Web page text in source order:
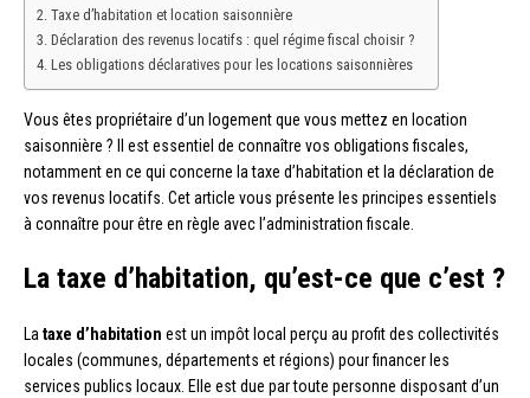
Taxe d’habitation et location saisonnière
Déclaration des revenus locatifs : quel régime fiscal choisir ?
Les obligations déclaratives pour les locations saisonnières
Vous êtes propriétaire d’un logement que vous mettez en location
saisonnière ? Il est essentiel de connaître vos obligations fiscales,
notamment en ce qui concerne la taxe d’habitation et la déclaration de
vos revenus locatifs. Cet article vous présente les principes essentiels
à connaître pour être en règle avec l’administration fiscale.
La taxe d’habitation, qu’est-ce que c’est ?
La taxe d’habitation est un impôt local perçu au profit des collectivités
locales (communes, départements et régions) pour financer les
services publics locaux. Elle est due par toute personne disposant d’un